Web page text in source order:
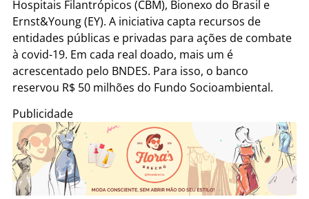
Hospitais Filantrópicos (CBM), Bionexo do Brasil e
Ernst&Young (EY). A iniciativa capta recursos de
entidades públicas e privadas para ações de combate
à covid-19. Em cada real doado, mais um é
acrescentado pelo BNDES. Para isso, o banco
reservou R$ 50 milhões do Fundo Socioambiental.
Publicidade